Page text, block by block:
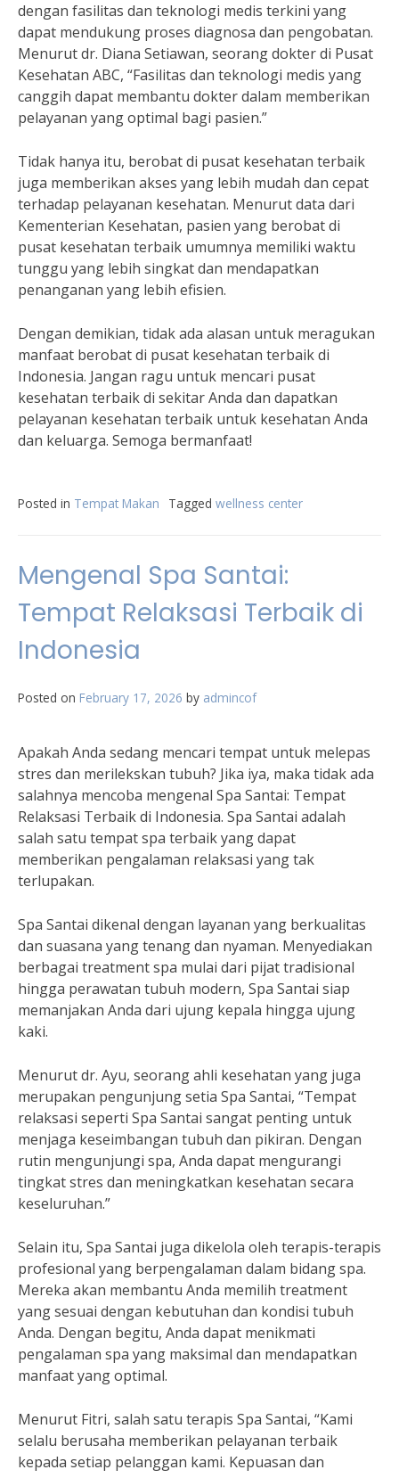
dengan fasilitas dan teknologi medis terkini yang
dapat mendukung proses diagnosa dan pengobatan.
Menurut dr. Diana Setiawan, seorang dokter di Pusat
Kesehatan ABC, “Fasilitas dan teknologi medis yang
canggih dapat membantu dokter dalam memberikan
pelayanan yang optimal bagi pasien.”
Tidak hanya itu, berobat di pusat kesehatan terbaik
juga memberikan akses yang lebih mudah dan cepat
terhadap pelayanan kesehatan. Menurut data dari
Kementerian Kesehatan, pasien yang berobat di
pusat kesehatan terbaik umumnya memiliki waktu
tunggu yang lebih singkat dan mendapatkan
penanganan yang lebih efisien.
Dengan demikian, tidak ada alasan untuk meragukan
manfaat berobat di pusat kesehatan terbaik di
Indonesia. Jangan ragu untuk mencari pusat
kesehatan terbaik di sekitar Anda dan dapatkan
pelayanan kesehatan terbaik untuk kesehatan Anda
dan keluarga. Semoga bermanfaat!
Posted in Tempat Makan Tagged wellness center
Mengenal Spa Santai:
Tempat Relaksasi Terbaik di
Indonesia
Posted on February 17, 2026 by admincof
Apakah Anda sedang mencari tempat untuk melepas
stres dan merilekskan tubuh? Jika iya, maka tidak ada
salahnya mencoba mengenal Spa Santai: Tempat
Relaksasi Terbaik di Indonesia. Spa Santai adalah
salah satu tempat spa terbaik yang dapat
memberikan pengalaman relaksasi yang tak
terlupakan.
Spa Santai dikenal dengan layanan yang berkualitas
dan suasana yang tenang dan nyaman. Menyediakan
berbagai treatment spa mulai dari pijat tradisional
hingga perawatan tubuh modern, Spa Santai siap
memanjakan Anda dari ujung kepala hingga ujung
kaki.
Menurut dr. Ayu, seorang ahli kesehatan yang juga
merupakan pengunjung setia Spa Santai, “Tempat
relaksasi seperti Spa Santai sangat penting untuk
menjaga keseimbangan tubuh dan pikiran. Dengan
rutin mengunjungi spa, Anda dapat mengurangi
tingkat stres dan meningkatkan kesehatan secara
keseluruhan.”
Selain itu, Spa Santai juga dikelola oleh terapis-terapis
profesional yang berpengalaman dalam bidang spa.
Mereka akan membantu Anda memilih treatment
yang sesuai dengan kebutuhan dan kondisi tubuh
Anda. Dengan begitu, Anda dapat menikmati
pengalaman spa yang maksimal dan mendapatkan
manfaat yang optimal.
Menurut Fitri, salah satu terapis Spa Santai, “Kami
selalu berusaha memberikan pelayanan terbaik
kepada setiap pelanggan kami. Kepuasan dan